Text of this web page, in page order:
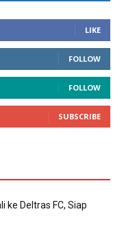
LIKE
FOLLOW
FOLLOW
SUBSCRIBE
ke Deltras FC, Siap